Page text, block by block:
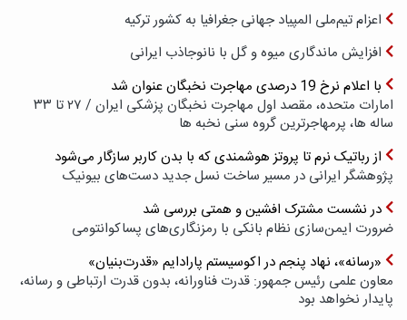
اعزام تیم‌ملی المپیاد جهانی جغرافیا به کشور ترکیه
افزایش ماندگاری میوه و گل با نانوجاذب ایرانی
با اعلام نرخ 19 درصدی مهاجرت نخبگان عنوان شد
امارات متحده، مقصد اول مهاجرت نخبگان پزشکی ایران / ۲۷ تا ۳۳
ساله ها، پرمهاجرترین گروه سنی نخبه ها
از رباتیک نرم تا پروتز هوشمندی که با بدن کاربر سازگار می‌شود
پژوهشگر ایرانی در مسیر ساخت نسل جدید دست‌های بیونیک
در نشست مشترک افشین و همتی بررسی شد
ضرورت ایمن‌سازی نظام بانکی با رمزنگاری‌های پسا‌کوانتومی
«رسانه»، نهاد پنجم در اکوسیستم پارادایم «قدرت‌بنیان»
معاون علمی رئیس جمهور: قدرت فناورانه، بدون قدرت ارتباطی و رسانه،
پایدار نخواهد بود